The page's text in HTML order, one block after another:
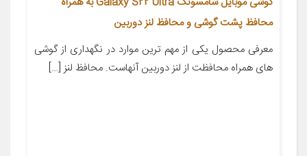
محافظ پشت گوشی و محافظ لنز دوربین
معرفی محصول یکی از مهم ترین موارد در نگهداری از گوشی
های همراه محافظت از لنز دوربین آنهاست. محافظ لنز […]